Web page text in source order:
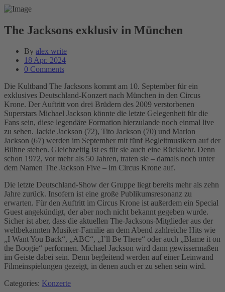
The Jacksons exklusiv in München
By alex write
18 Apr. 2024
0 Comments
Die Kultband The Jacksons kommt am 10. September für ein
exklusives Deutschland-Konzert nach München in den Circus
Krone. Der Auftritt von drei Brüdern des 2009 verstorbenen
Superstars Michael Jackson könnte die letzte Gelegenheit für die
Fans sein, diese legendäre Formation hierzulande noch einmal live
zu sehen. Jackie Jackson (72), Tito Jackson (70) und Marlon
Jackson (67) werden im September mit fünf Begleitmusikern auf der
Bühne stehen. Gleichzeitig ist es für sie auch eine Rückkehr. Denn
schon 1972, vor mehr als 50 Jahren, traten sie – damals noch unter
dem Namen The Jackson Five – im Circus Krone auf.
Die letzte Deutschland-Show der Gruppe liegt bereits mehr als zehn
Jahre zurück. Insofern ist eine große Publikumsresonanz zu
erwarten. Für den Auftritt im Circus Krone ist außerdem ein Special
Guest angekündigt, der aber noch nicht bekannt gegeben wurde.
Sicher ist aber, dass die aktuellen The-Jacksons-Mitglieder aus der
weltbekannten Musiker-Familie an dem Abend zahlreiche Hits wie
„I Want You Back“, „ABC“, „I’ll Be There“ oder auch „Blame it on
the Boogie“ performen. Michael Jackson wird dann gewissermaßen
im Geiste dabei sein. Denn begleitend werden auf einer Leinwand
Filmeinspielungen gezeigt, in denen auch er zu sehen sein wird.
Categories: Konzerte